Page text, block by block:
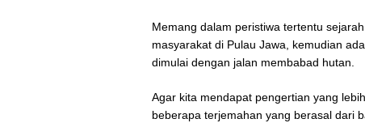
Memang dalam peristiwa tertentu
masyarakat di Pulau Jawa, kemudian
dimulai dengan jalan membabad hutan.
Agar kita mendapat pengertian yang
beberapa terjemahan yang berasal dari